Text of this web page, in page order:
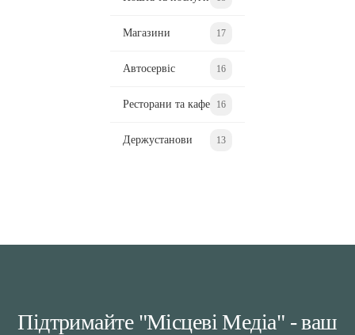
Магазини 17
Автосервіс 16
Ресторани та кафе 16
Держустанови 13
Підтримайте "Місцеві Медіа" - ваш